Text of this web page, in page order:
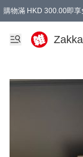
購物滿 HKD 300.00即